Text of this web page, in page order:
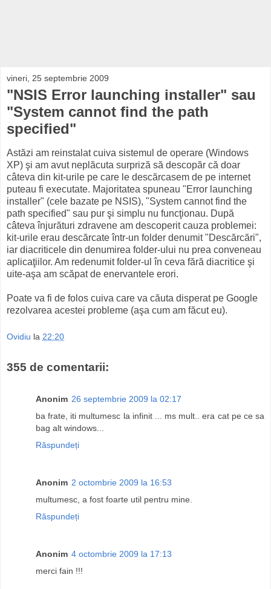
vineri, 25 septembrie 2009
"NSIS Error launching installer" sau
"System cannot find the path
specified"
Astăzi am reinstalat cuiva sistemul de operare (Windows
XP) şi am avut neplăcuta surpriză să descopăr că doar
câteva din kit-urile pe care le descărcasem de pe internet
puteau fi executate. Majoritatea spuneau "Error launching
installer" (cele bazate pe NSIS), "System cannot find the
path specified" sau pur şi simplu nu funcţionau. După
câteva înjurături zdravene am descoperit cauza problemei:
kit-urile erau descărcate într-un folder denumit "Descărcări",
iar diacriticele din denumirea folder-ului nu prea conveneau
aplicaţiilor. Am redenumit folder-ul în ceva fără diacritice şi
uite-aşa am scăpat de enervantele erori.
Poate va fi de folos cuiva care va căuta disperat pe Google
rezolvarea acestei probleme (aşa cum am făcut eu).
Ovidiu la 22:20
355 de comentarii:
Anonim 26 septembrie 2009 la 02:17
ba frate, iti multumesc la infinit ... ms mult.. era cat pe ce sa
bag alt windows...
Răspundeți
Anonim 2 octombrie 2009 la 16:53
multumesc, a fost foarte util pentru mine.
Răspundeți
Anonim 4 octombrie 2009 la 17:13
merci fain !!!